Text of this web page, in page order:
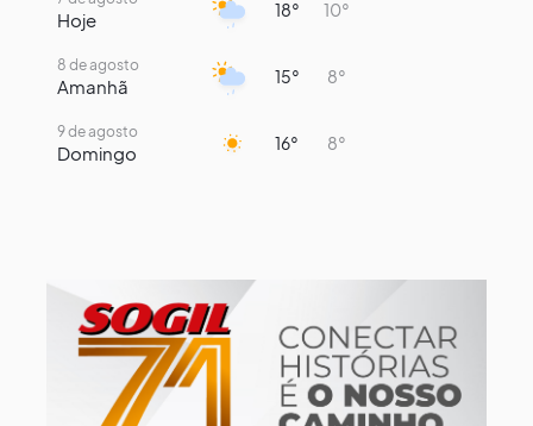
Hoje 18° 10°
8 de agosto
Amanhã 15° 8°
9 de agosto
Domingo 16° 8°
12 de agosto
Quarta-Feira 13° 11°
13 de agosto
Quinta-Feira 17° 13°